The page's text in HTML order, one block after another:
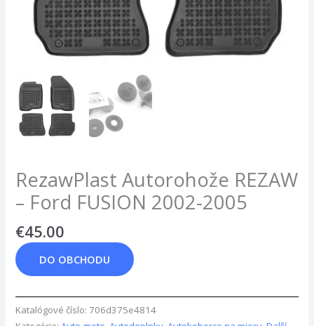
RezawPlast Autorohože REZAW
– Ford FUSION 2002-2005
€45.00
DO OBCHODU
Katalógové číslo:706d375e4814